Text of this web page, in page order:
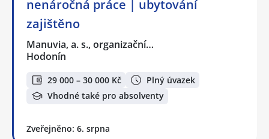
nenáročná práce | ubytování
zajištěno
Manuvia, a. s., organizační…
Hodonín
29 000 – 30 000 Kč
Plný úvazek
Vhodné také pro absolventy
Zveřejněno: 6. srpna